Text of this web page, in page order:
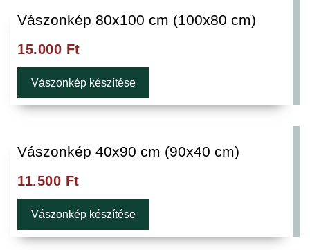
Vászonkép 80x100 cm (100x80 cm)
15.000 Ft
Vászonkép készítése
Vászonkép 40x90 cm (90x40 cm)
11.500 Ft
Vászonkép készítése